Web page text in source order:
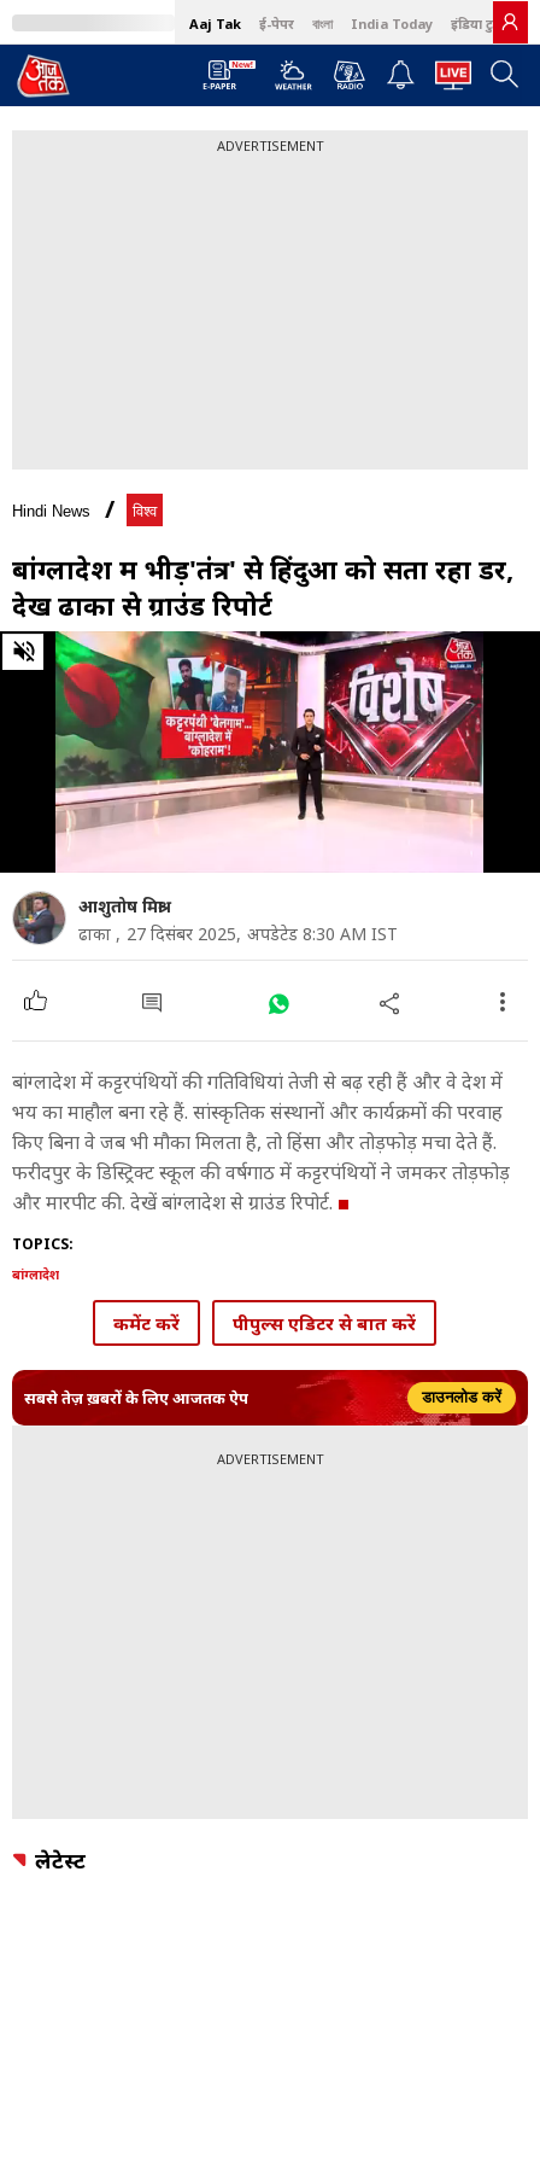
Aaj Tak ई-पेपर বাংলা India Today इंडिया टुडे हिंदी
ADVERTISEMENT
Hindi News विश्व
बांग्लादेश में भीड़'तंत्र' से हिंदुओं को सता रहा डर,
देखें ढाका से ग्राउंड रिपोर्ट
0
of
minutes,
seconds
आशुतोष मिश्रा
ढाका , 27 दिसंबर 2025, अपडेटेड 8:30 AM IST
बांग्लादेश में कट्टरपंथियों की गतिविधियां तेजी से बढ़ रही हैं और वे देश में
भय का माहौल बना रहे हैं. सांस्कृतिक संस्थानों और कार्यक्रमों की परवाह
किए बिना वे जब भी मौका मिलता है, तो हिंसा और तोड़फोड़ मचा देते हैं.
फरीदपुर के डिस्ट्रिक्ट स्कूल की वर्षगाठ में कट्टरपंथियों ने जमकर तोड़फोड़
और मारपीट की. देखें बांग्लादेश से ग्राउंड रिपोर्ट.
TOPICS:
बांग्लादेश
कमेंट करें पीपुल्स एडिटर से बात करें
सबसे तेज़ ख़बरों के लिए आजतक ऐप डाउनलोड करें
ADVERTISEMENT
लेटेस्ट